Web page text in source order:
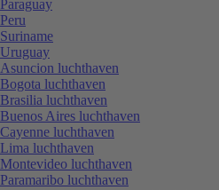
Paraguay
Peru
Suriname
Uruguay
Asuncion luchthaven
Bogota luchthaven
Brasilia luchthaven
Buenos Aires luchthaven
Cayenne luchthaven
Lima luchthaven
Montevideo luchthaven
Paramaribo luchthaven